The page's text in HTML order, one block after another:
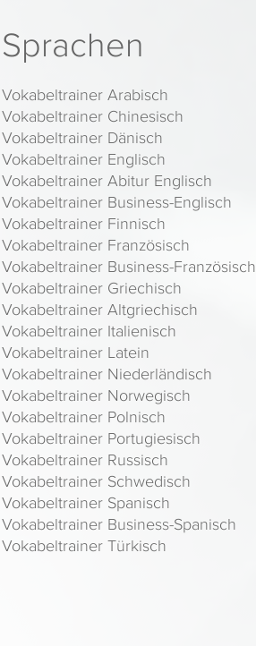
Sprachen
Vokabeltrainer Arabisch
Vokabeltrainer Chinesisch
Vokabeltrainer Dänisch
Vokabeltrainer Englisch
Vokabeltrainer Abitur Englisch
Vokabeltrainer Business-Englisch
Vokabeltrainer Finnisch
Vokabeltrainer Französisch
Vokabeltrainer Business-Französisch
Vokabeltrainer Griechisch
Vokabeltrainer Altgriechisch
Vokabeltrainer Italienisch
Vokabeltrainer Latein
Vokabeltrainer Niederländisch
Vokabeltrainer Norwegisch
Vokabeltrainer Polnisch
Vokabeltrainer Portugiesisch
Vokabeltrainer Russisch
Vokabeltrainer Schwedisch
Vokabeltrainer Spanisch
Vokabeltrainer Business-Spanisch
Vokabeltrainer Türkisch